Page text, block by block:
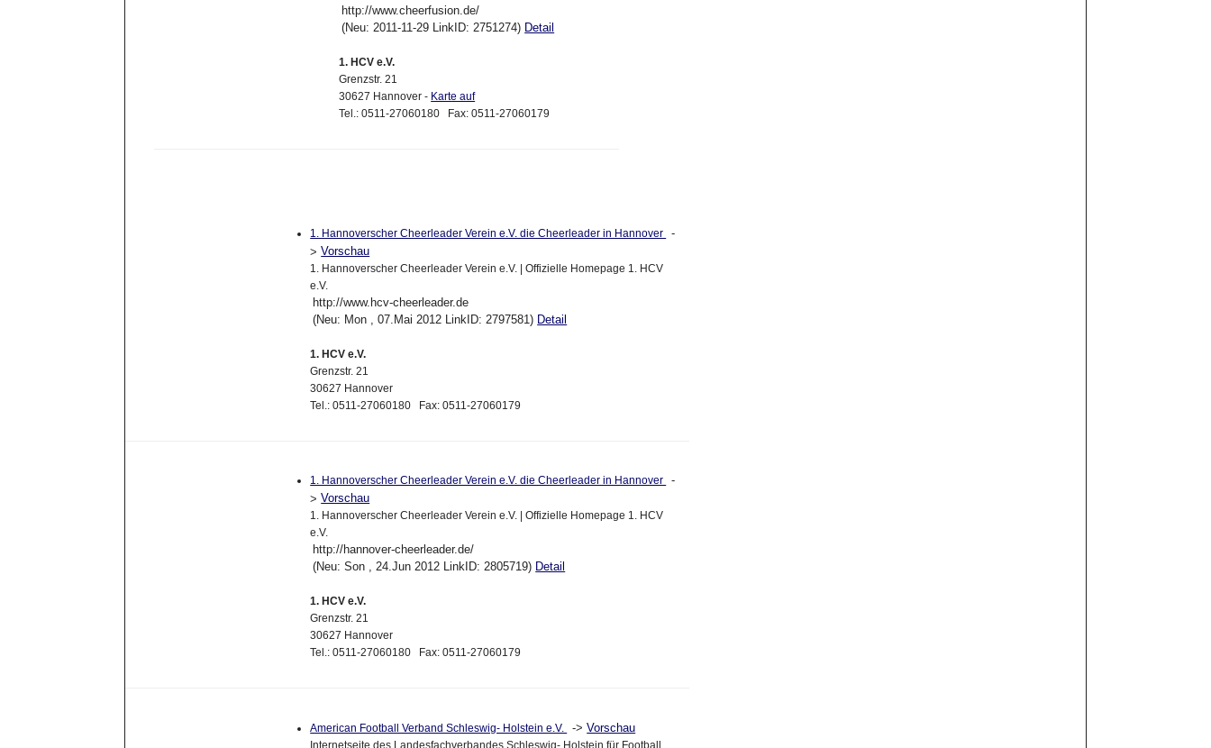
http://www.cheerfusion.de/
(Neu: 2011-11-29 LinkID: 2751274) Detail
1. HCV e.V.
Grenzstr. 21
30627 Hannover - Karte auf
Tel.: 0511-27060180 Fax: 0511-27060179
1. Hannoverscher Cheerleader Verein e.V. die Cheerleader in Hannover -
>Vorschau
1. Hannoverscher Cheerleader Verein e.V. | Offizielle Homepage 1. HCV
e.V.
http://www.hcv-cheerleader.de
(Neu: Mon , 07.Mai 2012 LinkID: 2797581) Detail
1. HCV e.V.
Grenzstr. 21
30627 Hannover
Tel.: 0511-27060180 Fax: 0511-27060179
1. Hannoverscher Cheerleader Verein e.V. die Cheerleader in Hannover -
>Vorschau
1. Hannoverscher Cheerleader Verein e.V. | Offizielle Homepage 1. HCV
e.V.
http://hannover-cheerleader.de/
(Neu: Son , 24.Jun 2012 LinkID: 2805719) Detail
1. HCV e.V.
Grenzstr. 21
30627 Hannover
Tel.: 0511-27060180 Fax: 0511-27060179
American Football Verband Schleswig- Holstein e.V. ->Vorschau
Internetseite des Landesfachverbandes Schleswig- Holstein für Football